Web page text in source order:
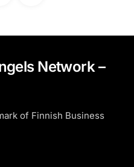
Network –
of Finnish Business